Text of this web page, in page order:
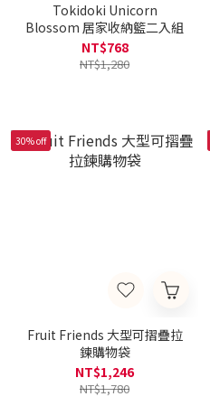
Tokidoki Unicorn
Blossom 居家收納籃二入組
NT$768
NT$1,280
30% off
Fruit Friends 大型可摺疊拉
鍊購物袋
NT$1,246
NT$1,780